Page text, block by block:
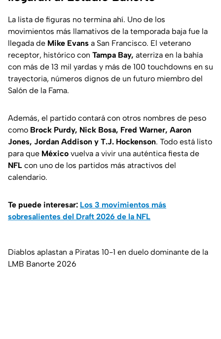
La lista de figuras no termina ahí. Uno de los
movimientos más llamativos de la temporada baja fue la
llegada de Mike Evans a San Francisco. El veterano
receptor, histórico con Tampa Bay, aterriza en la bahía
con más de 13 mil yardas y más de 100 touchdowns en su
trayectoria, números dignos de un futuro miembro del
Salón de la Fama.
Además, el partido contará con otros nombres de peso
como Brock Purdy, Nick Bosa, Fred Warner, Aaron
Jones, Jordan Addison y T.J. Hockenson. Todo está listo
para que México vuelva a vivir una auténtica fiesta de
NFL con uno de los partidos más atractivos del
calendario.
Te puede interesar: Los 3 movimientos más
sobresalientes del Draft 2026 de la NFL
Diablos aplastan a Piratas 10-1 en duelo dominante de la
LMB Banorte 2026